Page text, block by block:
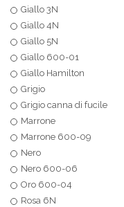
Giallo 3N
Giallo 4N
Giallo 5N
Giallo 600-01
Giallo Hamilton
Grigio
Grigio canna di fucile
Marrone
Marrone 600-09
Nero
Nero 600-06
Oro 600-04
Rosa 6N